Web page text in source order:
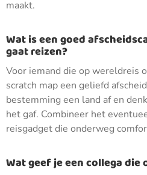
maakt.
Wat is een goed
gaat reizen?
Voor iemand die op wereldreis
scratch map een geliefd
bestemming een land af en
het gaf. Combineer het
reisgadget die onderweg
Wat geef je een collega die